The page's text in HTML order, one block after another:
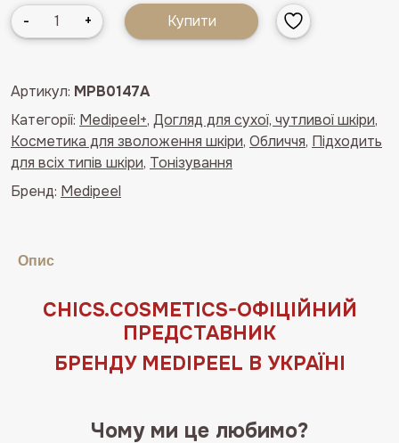
Заспокійливі
педи
азіатською
Medipeel
Phyto
Cica-
Nol
270ml
- + Купити
Артикул: MPB0147A
Категорії: Medipeel+, Догляд для сухої, чутливої шкіри,
Косметика для зволоження шкіри, Обличчя, Підходить
для всіх типів шкіри, Тонізування
Бренд: Medipeel
Опис
СHICS.COSMETICS-ОФIЦIЙНИЙ
ПРЕДСТАВНИК
БРЕНДУ MEDIPEEL В УКРАЇНІ
Чому ми це любимо?